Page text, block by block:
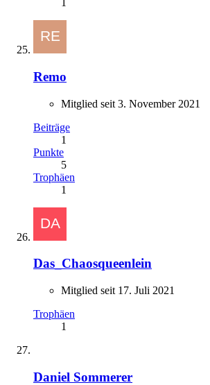
Remo
Mitglied seit 3. November 2021
Beiträge
1
Punkte
5
Trophäen
1
Das_Chaosqueenlein
Mitglied seit 17. Juli 2021
Trophäen
1
Daniel Sommerer